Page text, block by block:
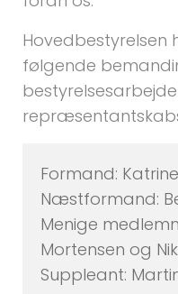
Hovedbestyrelsen
følgende
Formand:
Næstformand:
Menige
Mortensen og
Suppleant: